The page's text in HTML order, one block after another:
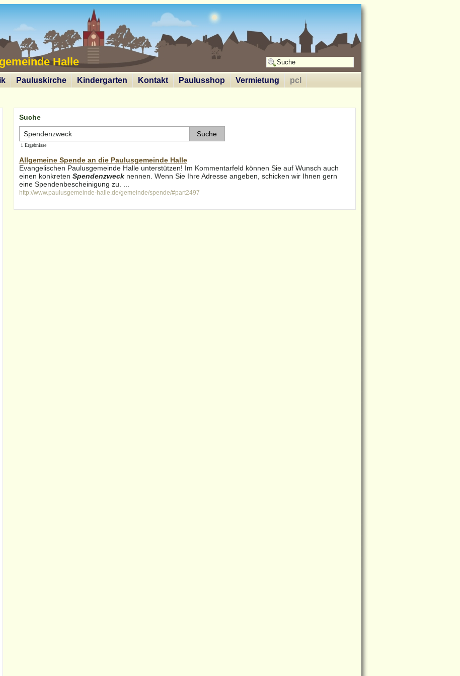
Halle
Pauluskirche Kindergarten Kontakt Paulusshop Vermietung pcl
Suche
1 Ergebnisse
Allgemeine Spende an die Paulusgemeinde Halle
Evangelischen Paulusgemeinde Halle unterstützen! Im Kommentarfeld können Sie auf Wunsch auch
einen konkreten Spendenzwecknennen. Wenn Sie Ihre Adresse angeben, schicken wir Ihnen gern
eine Spendenbescheinigung zu. ...
http://www.paulusgemeinde-halle.de/gemeinde/spende/#part2497